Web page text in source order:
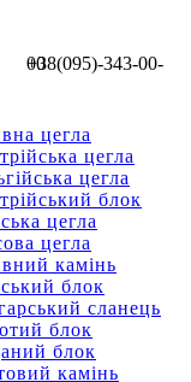
+38(095)-343-00-00
цегла
цегла
цегла
блок
цегла
цегла
камінь
блок
сланець
блок
блок
камінь